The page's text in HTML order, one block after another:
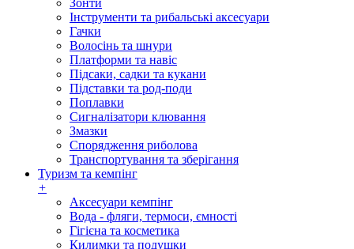
Зонти
Інструменти та рибальські аксесуари
Гачки
Волосінь та шнури
Платформи та навіс
Підсаки, садки та кукани
Підставки та род-поди
Поплавки
Сигналізатори клювання
Змазки
Спорядження риболова
Транспортування та зберігання
Туризм та кемпінг
+
Аксесуари кемпінг
Вода - фляги, термоси, ємності
Гігієна та косметика
Килимки та подушки